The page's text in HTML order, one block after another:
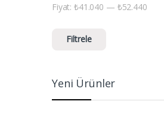
En düşük fiyat
En yüksek fiyat
Filtrele
Fiyat:₺41.040 — ₺52.440
Yeni Ürünler